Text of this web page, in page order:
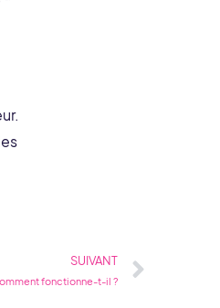
SUIVANT
fonctionne-t-il ?